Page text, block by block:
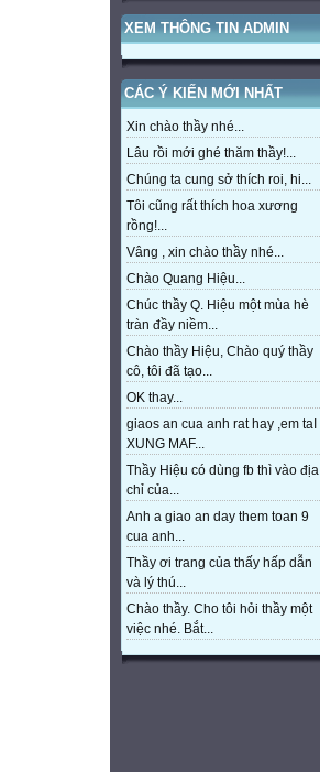
XEM THÔNG TIN ADMIN
CÁC Ý KIẾN MỚI NHẤT
Xin chào thầy nhé...
Lâu rồi mới ghé thăm thầy!...
Chúng ta cung sở thích roi, hi...
Tôi cũng rất thích hoa xương
rồng!...
Vâng , xin chào thầy nhé...
Chào Quang Hiệu...
Chúc thầy Q. Hiệu một mùa hè
tràn đầy niềm...
Chào thầy Hiệu, Chào quý thầy
cô, tôi đã tạo...
OK thay...
giaos an cua anh rat hay ,em taI
XUNG MAF...
Thầy Hiệu có dùng fb thì vào địa
chỉ của...
Anh a giao an day them toan 9
cua anh...
Thầy ơi trang của thấy hấp dẫn
và lý thú...
Chào thầy. Cho tôi hỏi thầy một
việc nhé. Bắt...